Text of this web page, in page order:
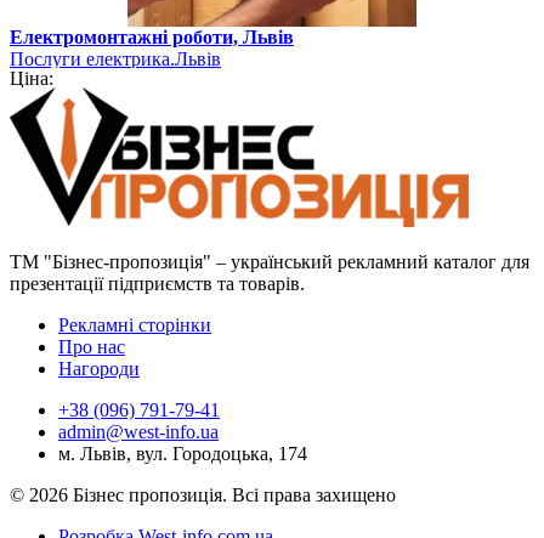
Електромонтажні роботи, Львів
Послуги електрика.Львів
Ціна:
ТМ "Бізнес-пропозиція" – український рекламний каталог для
презентації підприємств та товарів.
Рекламні сторінки
Про нас
Нагороди
+38 (096) 791-79-41
admin@west-info.ua
м. Львів, вул. Городоцька, 174
© 2026 Бізнес пропозиція. Всі права захищено